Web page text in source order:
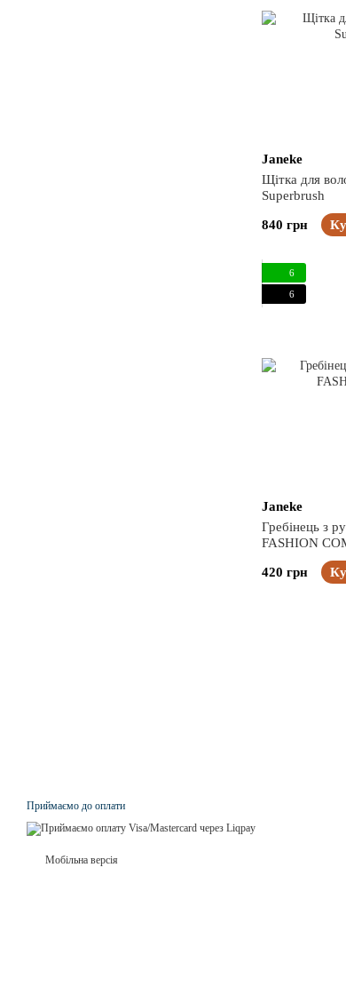
Janeke
Щітка для
Superbrush
840 грн
6
6
Janeke
Гребінець з
FASHION
420 грн
Приймаємо до оплати
Мобільна версія